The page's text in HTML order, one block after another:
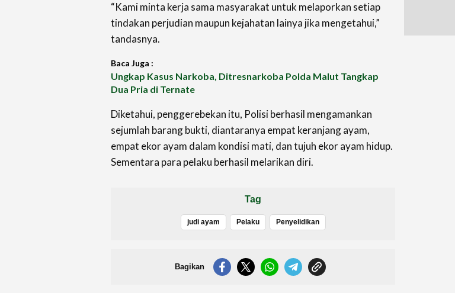
“Kami minta kerja sama masyarakat untuk melaporkan setiap
tindakan perjudian maupun kejahatan lainya jika mengetahui,”
tandasnya.
Baca Juga :
Ungkap Kasus Narkoba, Ditresnarkoba Polda Malut Tangkap
Dua Pria di Ternate
Diketahui, penggerebekan itu, Polisi berhasil mengamankan
sejumlah barang bukti, diantaranya empat keranjang ayam,
empat ekor ayam dalam kondisi mati, dan tujuh ekor ayam hidup.
Sementara para pelaku berhasil melarikan diri.
Tag
judi ayam Pelaku Penyelidikan
Bagikan